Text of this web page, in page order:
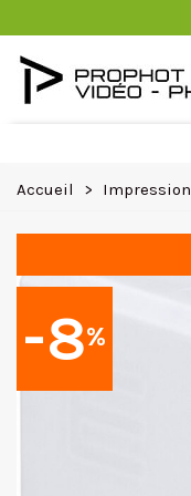
Accueil > Impression
-8%